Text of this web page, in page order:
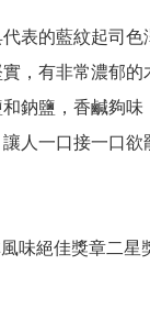
代表的藍紋起司
，有非常濃郁的
鈉鹽，香鹹夠味
人一口接一口欲